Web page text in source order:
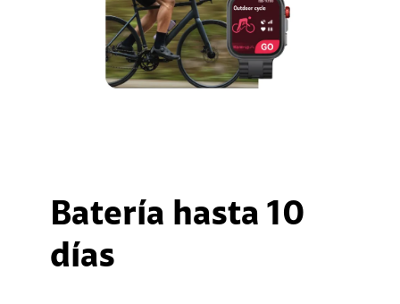
Batería hasta 10
días